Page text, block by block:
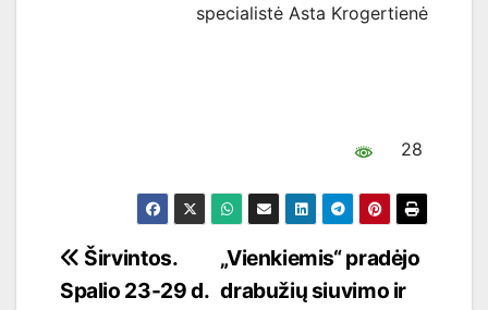
specialistė Asta Krogertienė
28
Navigacija„Vienkiemis“ pradėjo
drabužių siuvimo ir
Širvintos.
Spalio 23-29 d.